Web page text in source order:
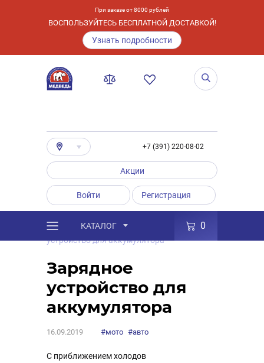
При заказе от 8000 рублей
ВОСПОЛЬЗУЙТЕСЬ БЕСПЛАТНОЙ ДОСТАВКОЙ!
Узнать подробности
+7 (391) 220-08-02
Акции
Войти Регистрация
КАТАЛОГ 0
Полезные статьи
устройство для аккумулятора
Зарядное
устройство для
аккумулятора
16.09.2019 #мото #авто
С приближением холодов